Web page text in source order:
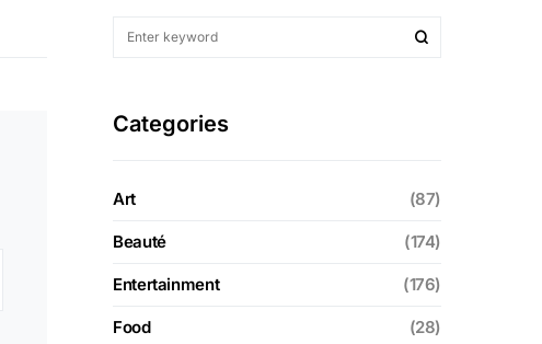
Categories
Art (87)
Beauté (174)
Entertainment (176)
Food (28)